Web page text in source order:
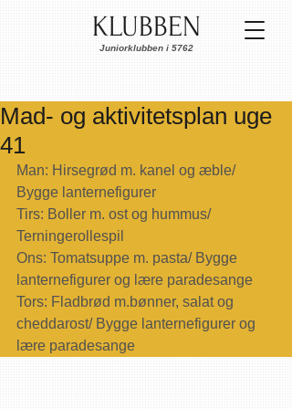
KLUBBEN
Juniorklubben i 5762
Mad- og aktivitetsplan uge
41
Man: Hirsegrød m. kanel og æble/
Bygge lanternefigurer
Tirs: Boller m. ost og hummus/
Terningerollespil
Ons: Tomatsuppe m. pasta/ Bygge
lanternefigurer og lære paradesange
Tors: Fladbrød m.bønner, salat og
cheddarost/ Bygge lanternefigurer og
lære paradesange